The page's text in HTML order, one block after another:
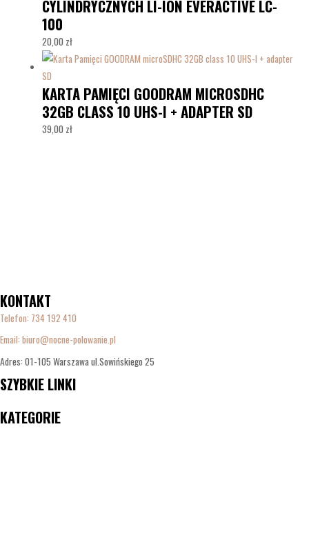
CYLINDRYCZNYCH LI-ION EVERACTIVE LC-
100
20,00 zł
KARTA PAMIĘCI GOODRAM MICROSDHC
32GB CLASS 10 UHS-I + ADAPTER SD
39,00 zł
KONTAKT
Telefon: 734 192 410
Email: biuro@nocne-polowanie.pl
Adres: 01-105 Warszawa ul.Sowińskiego 25
SZYBKIE LINKI
KATEGORIE